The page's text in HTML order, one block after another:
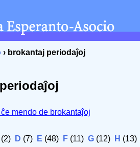
› brokantaj periodaĵoj
mendo de brokantaĵoj
(2) D (7) E (48) F (11) G (12) H (13)